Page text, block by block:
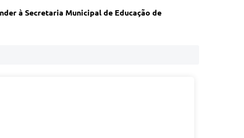
à Secretaria Municipal de Educação de